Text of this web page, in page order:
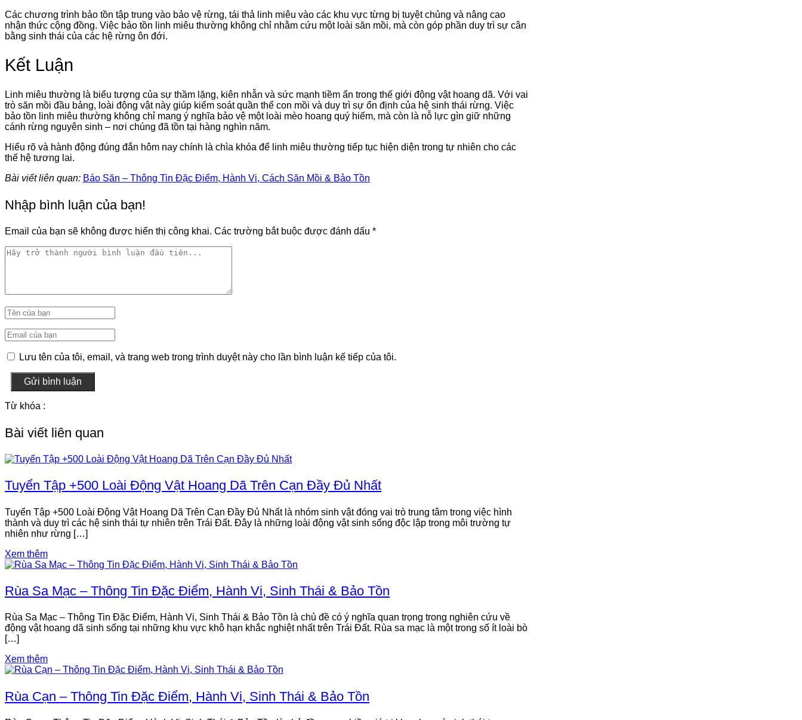
Các chương trình bảo tồn tập trung vào bảo vệ rừng, tái thả linh miêu vào các khu vực từng bị tuyệt chủng và nâng cao
nhận thức cộng đồng. Việc bảo tồn linh miêu thường không chỉ nhằm cứu một loài săn mồi, mà còn góp phần duy trì sự cân
bằng sinh thái của các hệ rừng ôn đới.
Kết Luận
Linh miêu thường là biểu tượng của sự thầm lặng, kiên nhẫn và sức mạnh tiềm ẩn trong thế giới động vật hoang dã. Với vai
trò săn mồi đầu bảng, loài động vật này giúp kiểm soát quần thể con mồi và duy trì sự ổn định của hệ sinh thái rừng. Việc
bảo tồn linh miêu thường không chỉ mang ý nghĩa bảo vệ một loài mèo hoang quý hiếm, mà còn là nỗ lực gìn giữ những
cánh rừng nguyên sinh – nơi chúng đã tồn tại hàng nghìn năm.
Hiểu rõ và hành động đúng đắn hôm nay chính là chìa khóa để linh miêu thường tiếp tục hiện diện trong tự nhiên cho các
thế hệ tương lai.
Bài viết liên quan: Báo Săn – Thông Tin Đặc Điểm, Hành Vi, Cách Săn Mồi & Bảo Tồn
Nhập bình luận của bạn!
Email của bạn sẽ không được hiển thị công khai. Các trường bắt buộc được đánh dấu *
Lưu tên của tôi, email, và trang web trong trình duyệt này cho lần bình luận kế tiếp của tôi.
Gửi bình luận
Từ khóa :
Bài viết liên quan
Tuyển Tập +500 Loài Động Vật Hoang Dã Trên Cạn Đầy Đủ Nhất
Tuyển Tập +500 Loài Động Vật Hoang Dã Trên Cạn Đầy Đủ Nhất là nhóm sinh vật đóng vai trò trung tâm trong việc hình
thành và duy trì các hệ sinh thái tự nhiên trên Trái Đất. Đây là những loài động vật sinh sống độc lập trong môi trường tự
nhiên như rừng […]
Xem thêm
Rùa Sa Mạc – Thông Tin Đặc Điểm, Hành Vi, Sinh Thái & Bảo Tồn
Rùa Sa Mạc – Thông Tin Đặc Điểm, Hành Vi, Sinh Thái & Bảo Tồn là chủ đề có ý nghĩa quan trọng trong nghiên cứu về
động vật hoang dã sinh sống tại những khu vực khô hạn khắc nghiệt nhất trên Trái Đất. Rùa sa mạc là một trong số ít loài bò
[…]
Xem thêm
Rùa Cạn – Thông Tin Đặc Điểm, Hành Vi, Sinh Thái & Bảo Tồn